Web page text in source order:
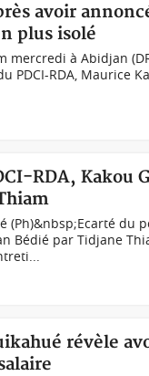
avoir
plus isolé
mercredi à Abidjan
PDCI-RDA, Maurice
RDA, Kakou
(Ph)&nbsp;Ecarté du
Bédié par Tidjane
révèle